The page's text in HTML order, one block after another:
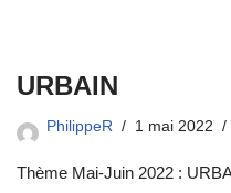
URBAIN
PhilippeR 1 mai 2022
Thème Mai-Juin 2022 :